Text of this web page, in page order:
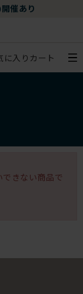
催あり
に入り カート
きない商品で